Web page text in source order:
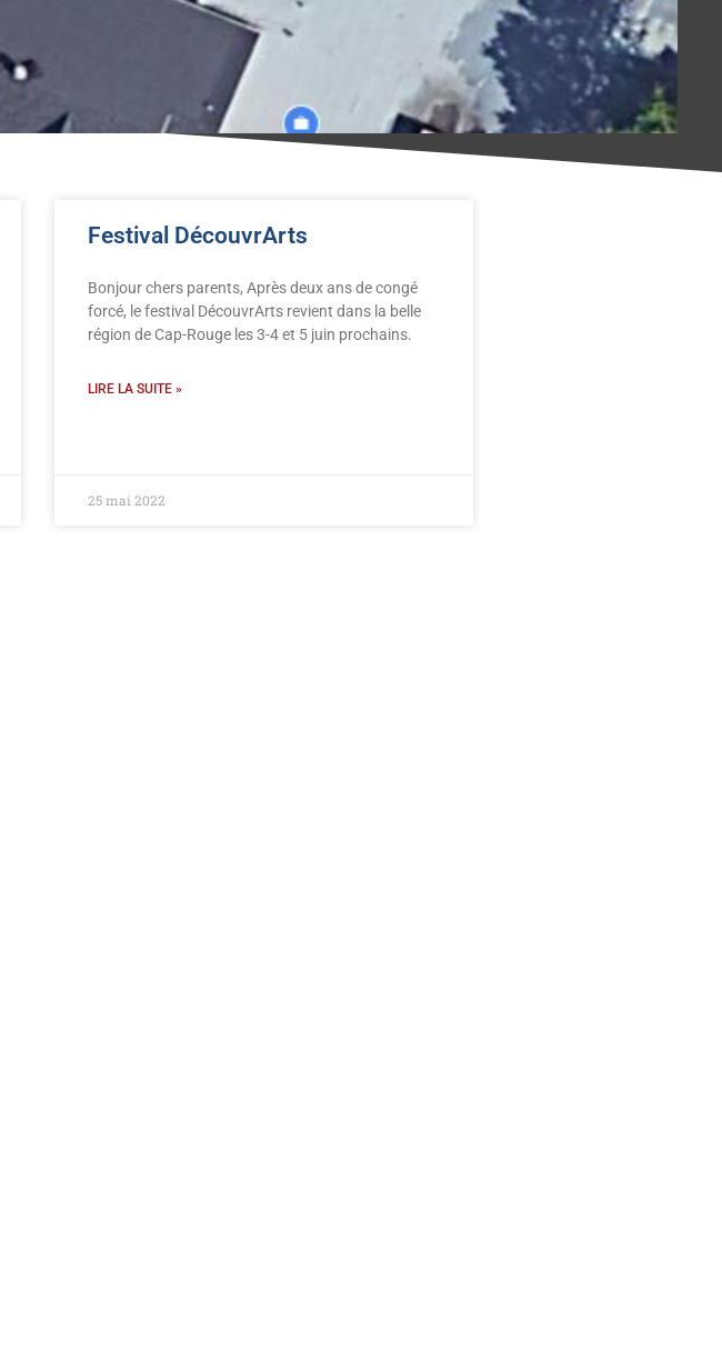
Festival DécouvrArts
Bonjour chers parents, Après deux ans de congé
forcé, le festival DécouvrArts revient dans la belle
région de Cap-Rouge les 3-4 et 5 juin prochains.
LIRE LA SUITE »
25 mai 2022